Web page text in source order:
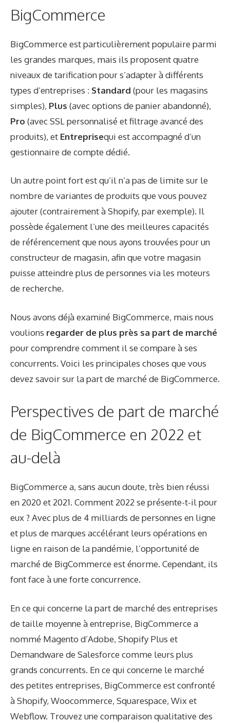
BigCommerce
BigCommerce est particulièrement populaire parmi
les grandes marques, mais ils proposent quatre
niveaux de tarification pour s’adapter à différents
types d’entreprises : Standard (pour les magasins
simples), Plus (avec options de panier abandonné),
Pro (avec SSL personnalisé et filtrage avancé des
produits), et Entreprisequi est accompagné d’un
gestionnaire de compte dédié.
Un autre point fort est qu’il n’a pas de limite sur le
nombre de variantes de produits que vous pouvez
ajouter (contrairement à Shopify, par exemple). Il
possède également l’une des meilleures capacités
de référencement que nous ayons trouvées pour un
constructeur de magasin, afin que votre magasin
puisse atteindre plus de personnes via les moteurs
de recherche.
Nous avons déjà examiné BigCommerce, mais nous
voulions regarder de plus près sa part de marché
pour comprendre comment il se compare à ses
concurrents. Voici les principales choses que vous
devez savoir sur la part de marché de BigCommerce.
Perspectives de part de marché
de BigCommerce en 2022 et
au-delà
BigCommerce a, sans aucun doute, très bien réussi
en 2020 et 2021. Comment 2022 se présente-t-il pour
eux ? Avec plus de 4 milliards de personnes en ligne
et plus de marques accélérant leurs opérations en
ligne en raison de la pandémie, l’opportunité de
marché de BigCommerce est énorme. Cependant, ils
font face à une forte concurrence.
En ce qui concerne la part de marché des entreprises
de taille moyenne à entreprise, BigCommerce a
nommé Magento d’Adobe, Shopify Plus et
Demandware de Salesforce comme leurs plus
grands concurrents. En ce qui concerne le marché
des petites entreprises, BigCommerce est confronté
à Shopify, Woocommerce, Squarespace, Wix et
Webflow. Trouvez une comparaison qualitative des